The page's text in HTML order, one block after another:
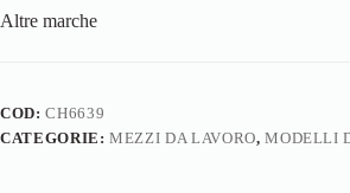
Altre marche
COD:CH6639
CATEGORIE:MEZZI DA LAVORO,MODELLI